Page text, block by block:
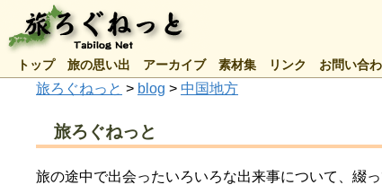
トップ 旅の思い出 アーカイブ 素材集 リンク お問い合
旅ろぐねっと > blog > 中国地方
旅ろぐねっと
旅の途中で出会ったいろいろな出来事について、綴っ